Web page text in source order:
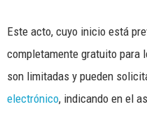
Este acto, cuyo inicio está
completamente gratuito para
son limitadas y pueden
electrónico, indicando en el